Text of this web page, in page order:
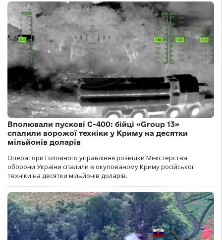
Вполювали пускові С-400: бійці «Group 13»
спалили ворожої техніки у Криму на десятки
мільйонів доларів
Оператори Головного управління розвідки Міністерства
оборони України спалили в окупованому Криму російської
техніки на десятки мільйонів доларів.